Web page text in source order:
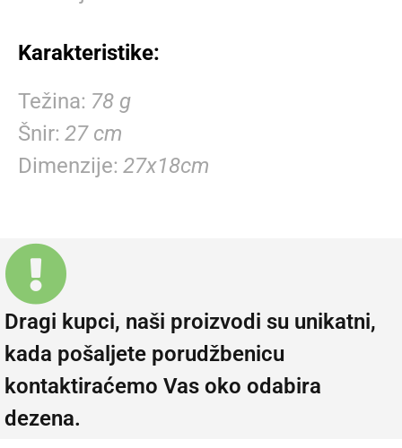
Karakteristike:
Težina 78 g
Šnir 27 cm
Dimenzije 27x18cm
Dragi kupci, naši proizvodi su unikatni,
kada pošaljete porudžbenicu
kontaktiraćemo Vas oko odabira
dezena.